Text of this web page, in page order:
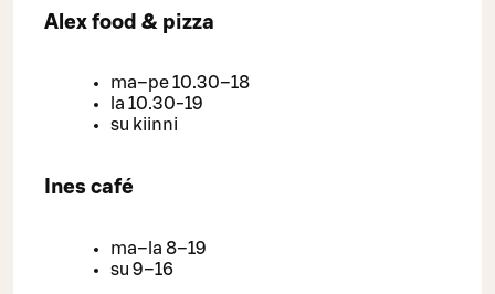
Alex food & pizza
ma–pe 10.30–18
la 10.30-19
su kiinni
Ines café
ma–la 8–19
su 9–16